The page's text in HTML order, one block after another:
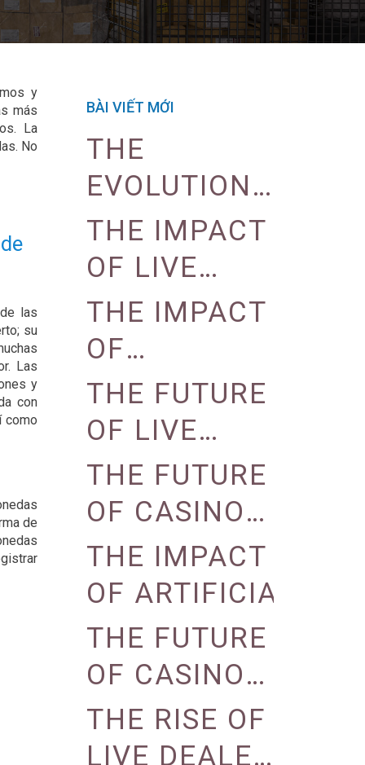
y
más
La
No
las
su
Las
y
con
como
de
BÀI VIẾT MỚI
THE
EVOLUTION
OF CASINO
LOYALTY
PROGRAMS
THE IMPACT
OF LIVE
DEALER
GAMES ON
CASINO
EXPERIENCE
THE IMPACT
OF
GAMIFICATION
ON CASINO
ENGAGEMENT
THE FUTURE
OF LIVE
DEALER
GAMES IN
ONLINE
CASINOS
THE FUTURE
OF CASINO
GAMING:
VIRTUAL
REALITY
AND
AUGMENTED
REALITY
THE IMPACT
OF ARTIFICIAL
INTELLIGENCE
ON CASINO
OPERATIONS
THE FUTURE
OF CASINO
GAMING:
VIRTUAL
THE RISE OF
LIVE DEALER